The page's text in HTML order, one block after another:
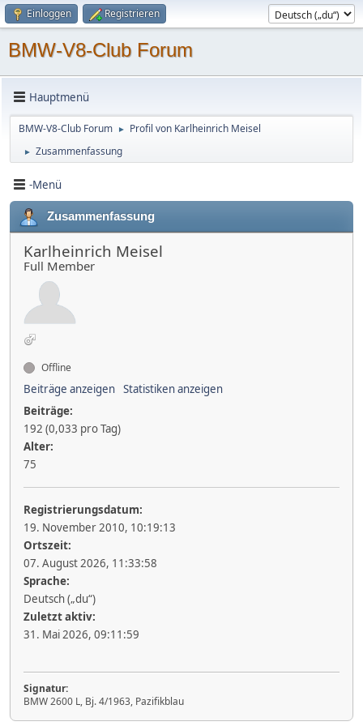
Einloggen Registrieren
BMW-V8-Club Forum
Hauptmenü
BMW-V8-Club Forum ► Profil von Karlheinrich Meisel
► Zusammenfassung
-Menü
Zusammenfassung
Karlheinrich Meisel
Full Member
Offline
Beiträge anzeigen Statistiken anzeigen
Beiträge:
192 (0,033 pro Tag)
Alter:
75
Registrierungsdatum:
19. November 2010, 10:19:13
Ortszeit:
07. August 2026, 11:33:58
Sprache:
Deutsch („du“)
Zuletzt aktiv:
31. Mai 2026, 09:11:59
Signatur:
BMW 2600 L, Bj. 4/1963, Pazifikblau